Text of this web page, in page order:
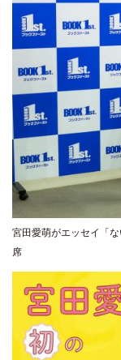
宮田愛萌がエッセイ「
席